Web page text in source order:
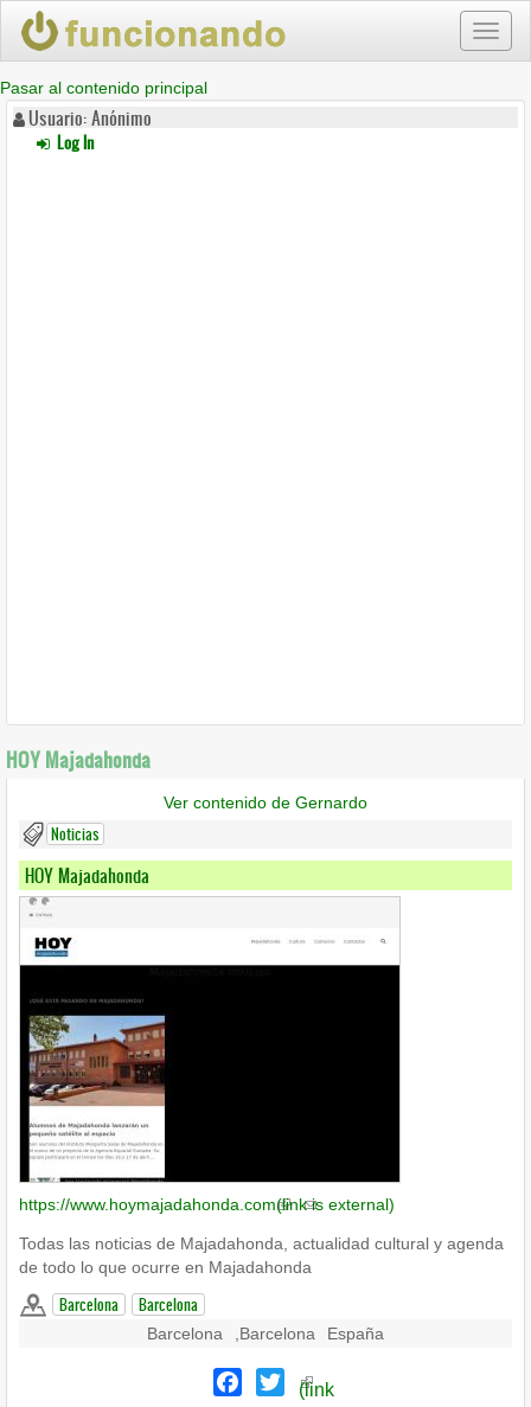
Pasar al contenido principal
Usuario: Anónimo
Log In
HOY Majadahonda
Ver contenido de Gernardo
Noticias
HOY Majadahonda
https://www.hoymajadahonda.com(link is external)
Todas las noticias de Majadahonda, actualidad cultural y agenda
de todo lo que ocurre en Majadahonda
Barcelona Barcelona
Barcelona Barcelona España
Facebook
Twitter
(link